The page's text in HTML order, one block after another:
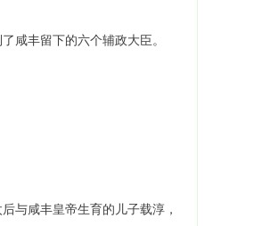
咸丰留下的六个辅政大臣。
与咸丰皇帝生育的儿子载淳，